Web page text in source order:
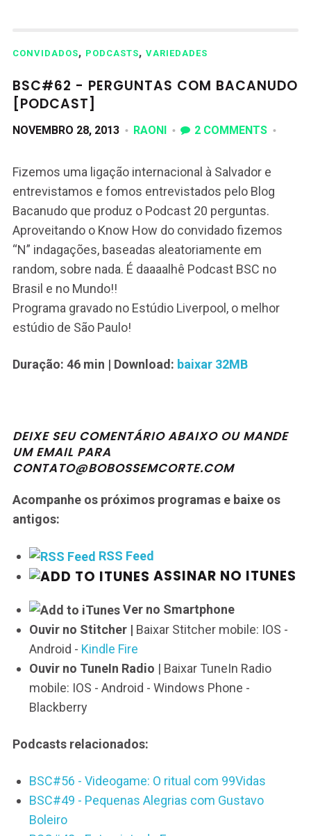
CONVIDADOS, PODCASTS, VARIEDADES
BSC#62 - PERGUNTAS COM BACANUDO
[PODCAST]
NOVEMBRO 28, 2013 RAONI 2 COMMENTS
Fizemos uma ligação internacional à Salvador e
entrevistamos e fomos entrevistados pelo Blog
Bacanudo que produz o Podcast 20 perguntas.
Aproveitando o Know How do convidado fizemos
“N” indagações, baseadas aleatoriamente em
random, sobre nada. É daaaalhê Podcast BSC no
Brasil e no Mundo!!
Programa gravado no Estúdio Liverpool, o melhor
estúdio de São Paulo!
Duração: 46 min | Download: baixar 32MB
DEIXE SEU COMENTÁRIO ABAIXO OU MANDE
UM EMAIL PARA
CONTATO@BOBOSSEMCORTE.COM
Acompanhe os próximos programas e baixe os
antigos:
RSS Feed
ASSINAR NO ITUNES
Ver no Smartphone
Ouvir no Stitcher | Baixar Stitcher mobile: IOS -
Android - Kindle Fire
Ouvir no TuneIn Radio | Baixar TuneIn Radio
mobile: IOS - Android - Windows Phone -
Blackberry
Podcasts relacionados:
BSC#56 - Videogame: O ritual com 99Vidas
BSC#49 - Pequenas Alegrias com Gustavo
Boleiro